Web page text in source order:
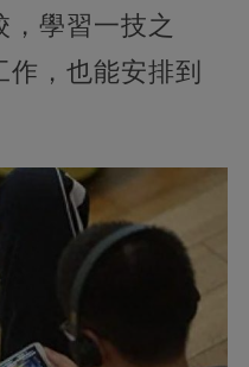
，學習一技之
，也能安排到